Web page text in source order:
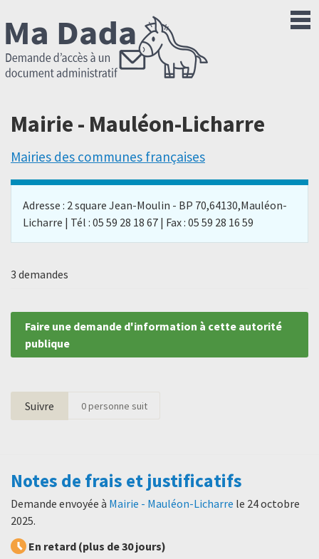
Mairie - Mauléon-Licharre
Mairies des communes françaises
Adresse : 2 square Jean-Moulin - BP 70,64130,Mauléon-
Licharre | Tél : 05 59 28 18 67 | Fax : 05 59 28 16 59
3 demandes
Faire une demande d'information à cette autorité
publique
Suivre 0personne suit
Notes de frais et justificatifs
Demande envoyée à Mairie - Mauléon-Licharre le 24 octobre
2025.
En retard (plus de 30 jours)